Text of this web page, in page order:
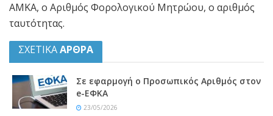
ΑΜΚΑ, ο Αριθμός Φορολογικού Μητρώου, ο αριθμός
ταυτότητας.
ΣΧΕΤΙΚΑΑΡΘΡΑ
Σε εφαρμογή ο Προσωπικός Αριθμός στον
e-ΕΦΚΑ
23/05/2026